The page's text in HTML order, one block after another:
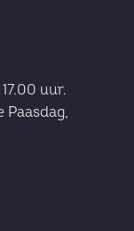
uur.
Paasdag,